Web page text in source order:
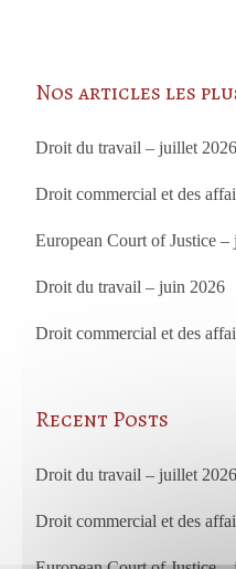
Nos articles les
Droit du travail – juillet 2026
Droit commercial et des
European Court of Justice
Droit du travail – juin 2026
Droit commercial et des
Recent Posts
Droit du travail – juillet 2026
Droit commercial et des